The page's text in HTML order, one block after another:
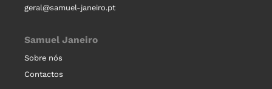
geral@samuel-janeiro.pt
Samuel Janeiro
Sobre nós
Contactos